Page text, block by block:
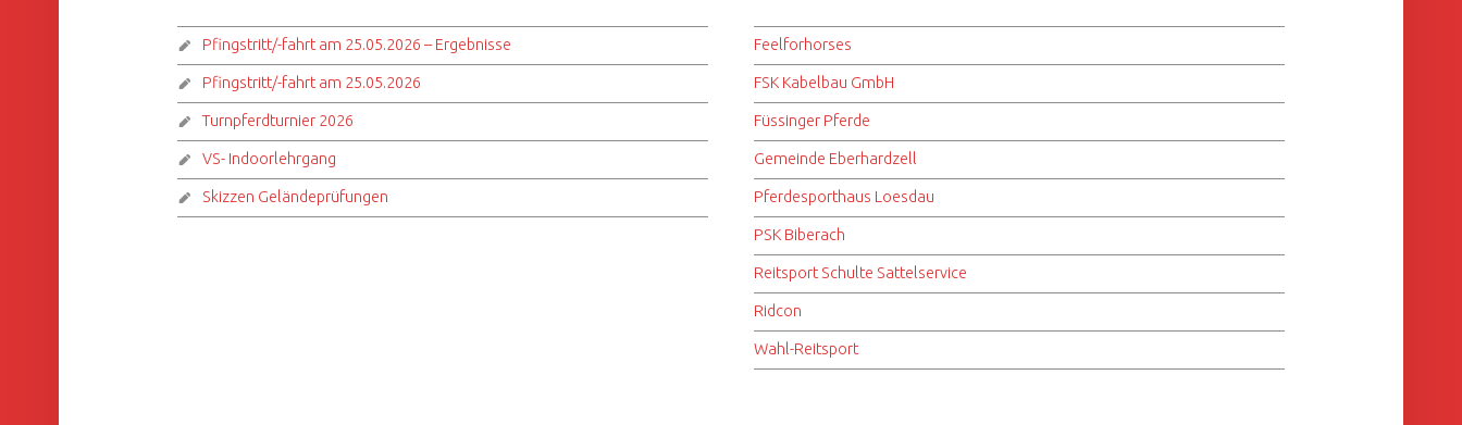
Pfingstritt/-fahrt am 25.05.2026 – Ergebnisse
Pfingstritt/-fahrt am 25.05.2026
Turnpferdturnier 2026
VS- Indoorlehrgang
Skizzen Geländeprüfungen
Feelforhorses
FSK Kabelbau GmbH
Füssinger Pferde
Gemeinde Eberhardzell
Pferdesporthaus Loesdau
PSK Biberach
Reitsport Schulte Sattelservice
Ridcon
Wahl-Reitsport